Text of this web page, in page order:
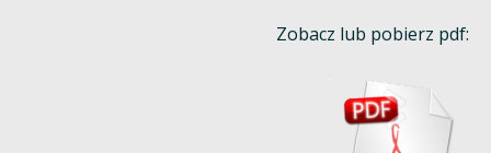
Zobacz lub pobierz pdf: